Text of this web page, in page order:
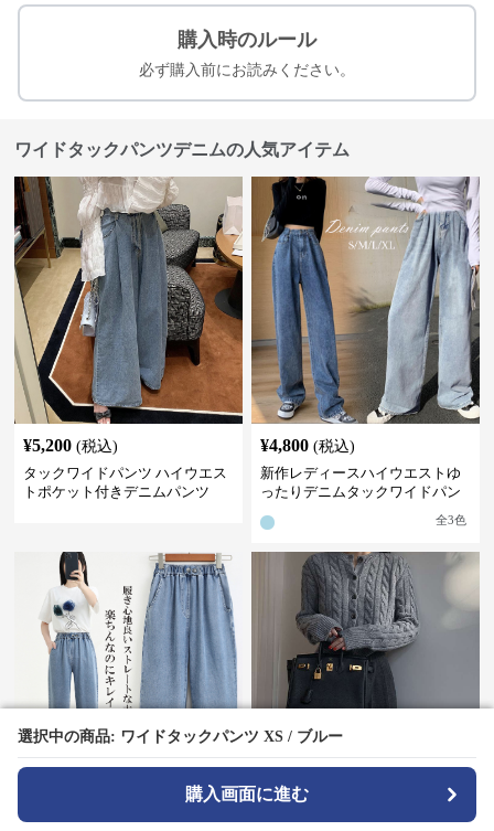
選択中の商品: ワイドタックパンツ XS / ブルー
購入画面に進む
選択中の商品: ワイドタックパンツ XS / ブルー
購入画面に進む
購入時のルール
必ず購入前にお読みください。
ワイドタックパンツデニムの人気アイテム
¥5,200 (税込)
タックワイドパンツ ハイウエス
トポケット付きデニムパンツ
¥4,800 (税込)
新作レディースハイウエストゆ
ったりデニムタックワイドパン
全3色
¥5,000 (税込) ¥3,480 (税込)